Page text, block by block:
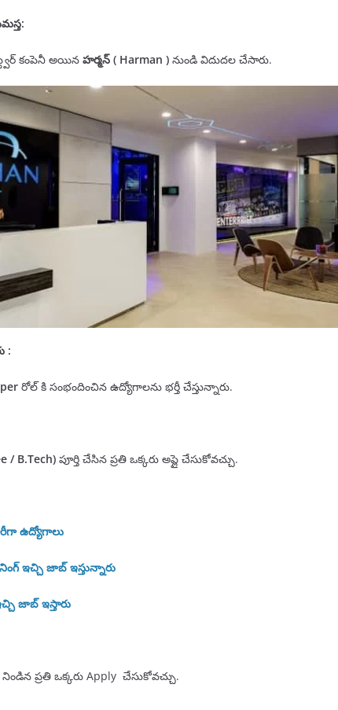
కంపెనీ అయిన హర్మన్ ( Harman ) నుండి విదుదల చేసారు.
:
రోల్ కి సంభందించిన ఉద్యోగాలను భర్తీ చేస్తున్నారు.
/ B.Tech) పూర్తి చేసిన ప్రతి ఒక్కరు అప్లై చేసుకోవచ్చు.
ఉద్యోగాలు
ఇచ్చి జాబ్ ఇస్తున్నారు
జాబ్ ఇస్తారు
ప్రతి ఒక్కరు Apply చేసుకోవచ్చు.